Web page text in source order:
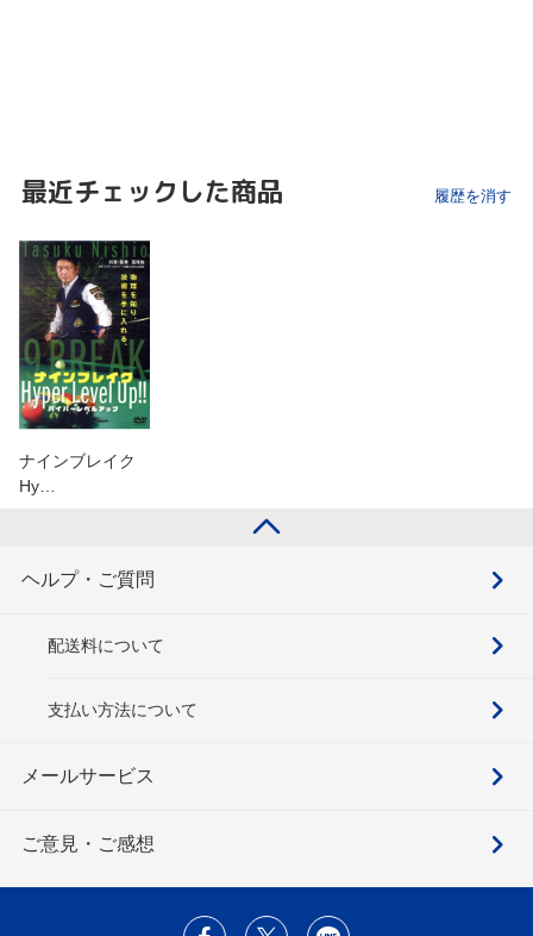
最近チェックした商品 履歴を消す
ナインブレイク
Hy…
ヘルプ・ご質問
配送料について
支払い方法について
メールサービス
ご意見・ご感想